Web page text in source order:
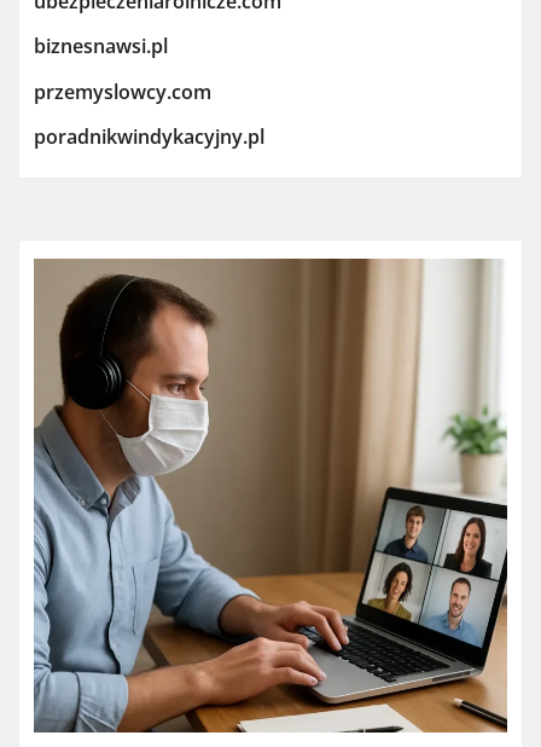
biznesnawsi.pl
przemyslowcy.com
poradnikwindykacyjny.pl